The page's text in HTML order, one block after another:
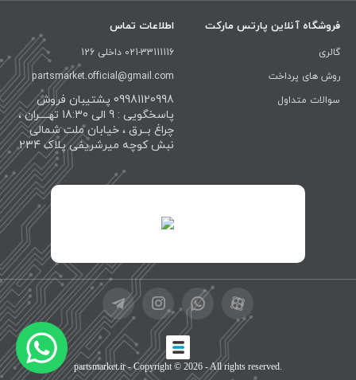
فروشگاه آنلاین پارتس مارکت
گالری
روش های پرداخت
سوالات متداول
اطلاعات تماس
021-33111116 داخلی 126
partsmarket.official@gmail.com
09981120998 پشتیبان فروش
پاسخگویی : 9 الی 18:30 تهــــران ،
چراغ بــرق ، خیابان ملت شمالی
نبش کوچه میرشریفی پلاک 234
partsmarket.ir- Copyright © 2026 - All rights reserved.